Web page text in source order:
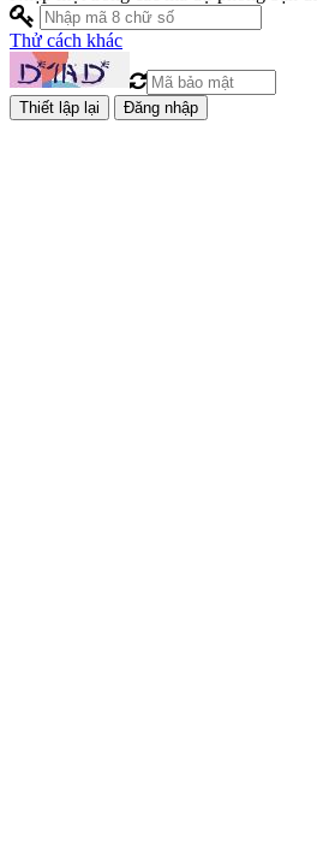
Thử cách khác
Đăng nhập